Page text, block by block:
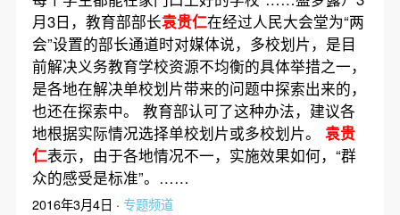
月3日，教育部部长袁贵仁在经过人民大会堂为“两
会”设置的部长通道时对媒体说，多校划片，是目
前解决义务教育学校资源不均衡的具体举措之一，
是各地在解决单校划片带来的问题中探索出来的，
也还在探索中。 教育部认可了这种办法，建议各
地根据实际情况选择单校划片或多校划片。 袁贵
仁表示，由于各地情况不一，实施效果如何，“群
众的感受是标准”。……
2016年3月4日 · 专题频道